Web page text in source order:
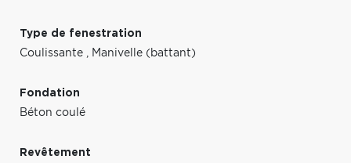
Type de fenestration
Coulissante , Manivelle (battant)
Fondation
Béton coulé
Revêtement